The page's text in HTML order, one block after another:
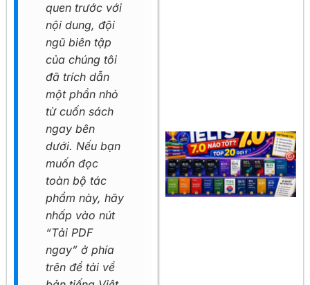
quen trước với
nội dung, đội
ngũ biên tập
của chúng tôi
đã trích dẫn
một phần nhỏ
từ cuốn sách
ngay bên
dưới. Nếu bạn
muốn đọc
toàn bộ tác
phẩm này, hãy
nhấp vào nút
“Tải PDF
ngay” ở phía
trên để tải về